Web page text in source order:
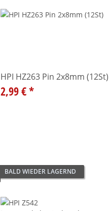
HPI HZ263 Pin 2x8mm (12St)
2,99 €*
BALD WIEDER LAGERND